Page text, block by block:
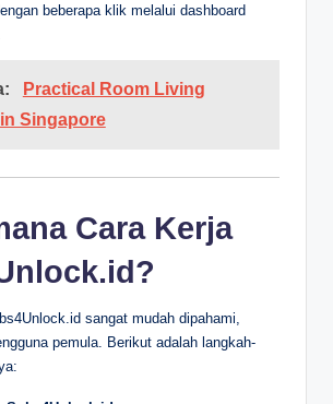
beberapa klik melalui dashboard
Practical Room Living
Singapore
Cara Kerja
sangat mudah dipahami,
pemula. Berikut adalah langkah-